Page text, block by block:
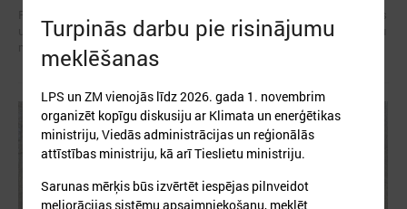
un valsts finansējuma instrumenti, kas palīdz īstenot klimata pārmaiņu
mazināšanas, pielāgošanās un noturības pasākumus.
Turpinās darbu pie risinājumu
meklēšanas
LPS un ZM vienojās līdz 2026. gada 1. novembrim
organizēt kopīgu diskusiju ar Klimata un enerģētikas
ministriju, Viedās administrācijas un reģionālās
attīstības ministriju, kā arī Tieslietu ministriju.
Sarunas mērķis būs izvērtēt iespējas pilnveidot
meliorācijas sistēmu apsaimniekošanu, meklēt